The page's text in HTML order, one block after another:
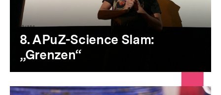
8. APuZ-Science Slam:
„Grenzen“